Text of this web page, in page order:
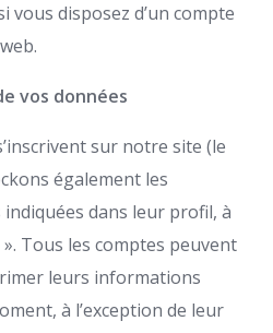
vous disposez d’un compte
vos données
sur notre site (le
également les
dans leur profil, à
Tous les comptes peuvent
leurs informations
à l’exception de leur